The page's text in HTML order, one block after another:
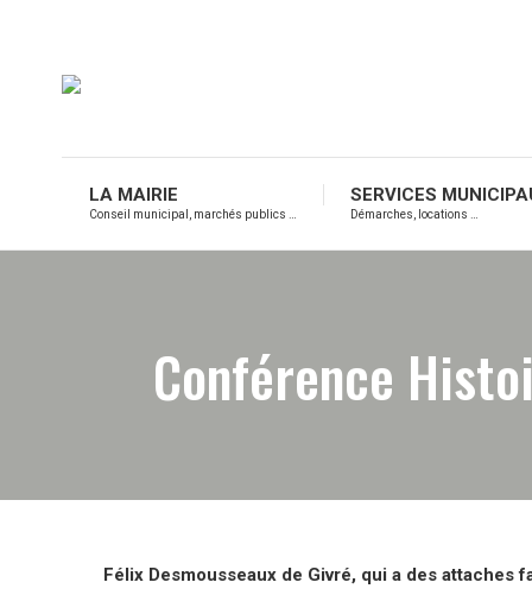
LA MAIRIE
Conseil municipal, marchés publics …
SERVICES
Démarches, locations …
Conférence
Félix Desmousseaux de Givré, qui a des